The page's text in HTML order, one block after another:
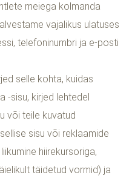
meiega kolmanda
vajalikus ulatuses
telefoninumbri ja e-posti
selle kohta, kuidas
-sisu, kirjed lehtedel
või teile kuvatud
sisu või reklaamide
hiirekursoriga,
täidetud vormid) ja